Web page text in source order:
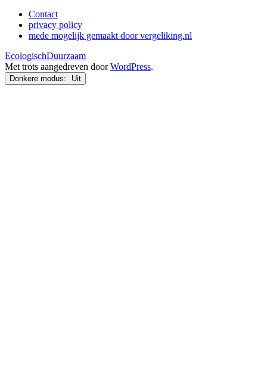
Contact
privacy policy
mede mogelijk gemaakt door vergeliking.nl
EcologischDuurzaam
Met trots aangedreven doorWordPress.
Donkere modus: